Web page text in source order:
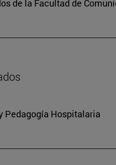
de la Facultad de
Pedagogía Hospitalaria